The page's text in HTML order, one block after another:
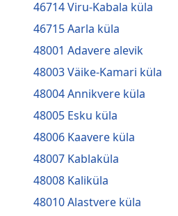
46714 Viru-Kabala küla
46715 Aarla küla
48001 Adavere alevik
48003 Väike-Kamari küla
48004 Annikvere küla
48005 Esku küla
48006 Kaavere küla
48007 Kablaküla
48008 Kaliküla
48010 Alastvere küla